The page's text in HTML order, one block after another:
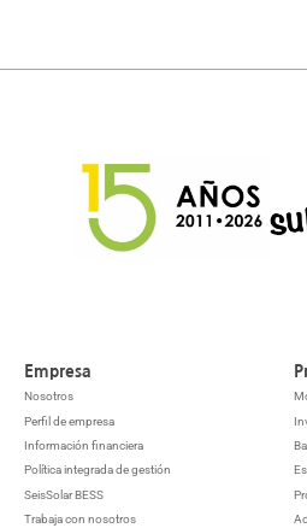
Empresa
Nosotros
Perfil de empresa
Información financiera
Política integrada de gestión
SeisSolar BESS
Trabaja con nosotros